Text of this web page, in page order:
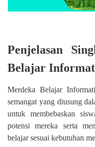
Penjelasan
Belajar
Merdeka Belajar
semangat yang diusung
untuk membebaskan
potensi mereka serta
belajar sesuai kebutuhan